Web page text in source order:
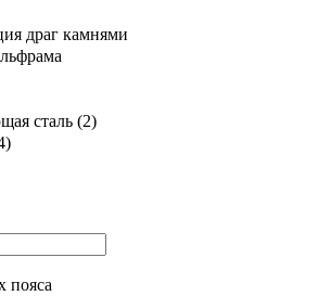
драг камнями
сталь (2)
пояса